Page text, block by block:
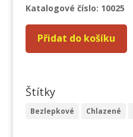
Katalogové číslo: 10025
Přidat do košíku
Štítky
Bezlepkové Chlazené